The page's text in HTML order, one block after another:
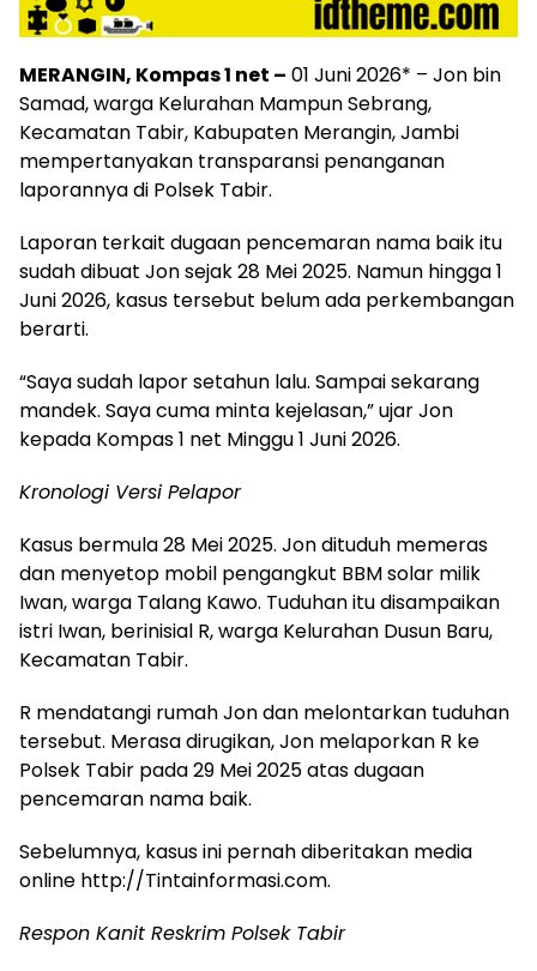
MERANGIN, Kompas 1 net – 01 Juni 2026* – Jon bin
Samad, warga Kelurahan Mampun Sebrang,
Kecamatan Tabir, Kabupaten Merangin, Jambi
mempertanyakan transparansi penanganan
laporannya di Polsek Tabir.
Laporan terkait dugaan pencemaran nama baik itu
sudah dibuat Jon sejak 28 Mei 2025. Namun hingga 1
Juni 2026, kasus tersebut belum ada perkembangan
berarti.
“Saya sudah lapor setahun lalu. Sampai sekarang
mandek. Saya cuma minta kejelasan,” ujar Jon
kepada Kompas 1 net Minggu 1 Juni 2026.
Kronologi Versi Pelapor
Kasus bermula 28 Mei 2025. Jon dituduh memeras
dan menyetop mobil pengangkut BBM solar milik
Iwan, warga Talang Kawo. Tuduhan itu disampaikan
istri Iwan, berinisial R, warga Kelurahan Dusun Baru,
Kecamatan Tabir.
R mendatangi rumah Jon dan melontarkan tuduhan
tersebut. Merasa dirugikan, Jon melaporkan R ke
Polsek Tabir pada 29 Mei 2025 atas dugaan
pencemaran nama baik.
Sebelumnya, kasus ini pernah diberitakan media
online http://Tintainformasi.com.
Respon Kanit Reskrim Polsek Tabir